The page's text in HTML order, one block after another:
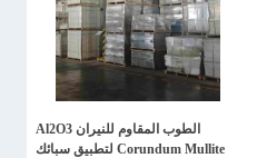
الطوب المقاوم للنيران Al2O3
Corundum Mullite لتطبيق سبائك